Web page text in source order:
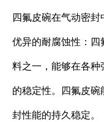
四氟皮碗在气动密封
优异的耐腐蚀性：
料之一，能够在各
的稳定性。四氟皮
封性能的持久稳定。